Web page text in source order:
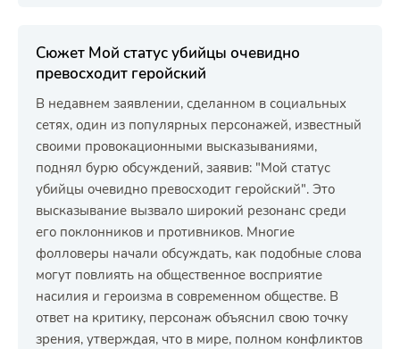
Сюжет Мой статус убийцы очевидно
превосходит геройский
В недавнем заявлении, сделанном в социальных
сетях, один из популярных персонажей, известный
своими провокационными высказываниями,
поднял бурю обсуждений, заявив: "Мой статус
убийцы очевидно превосходит геройский". Это
высказывание вызвало широкий резонанс среди
его поклонников и противников. Многие
фолловеры начали обсуждать, как подобные слова
могут повлиять на общественное восприятие
насилия и героизма в современном обществе. В
ответ на критику, персонаж объяснил свою точку
зрения, утверждая, что в мире, полном конфликтов